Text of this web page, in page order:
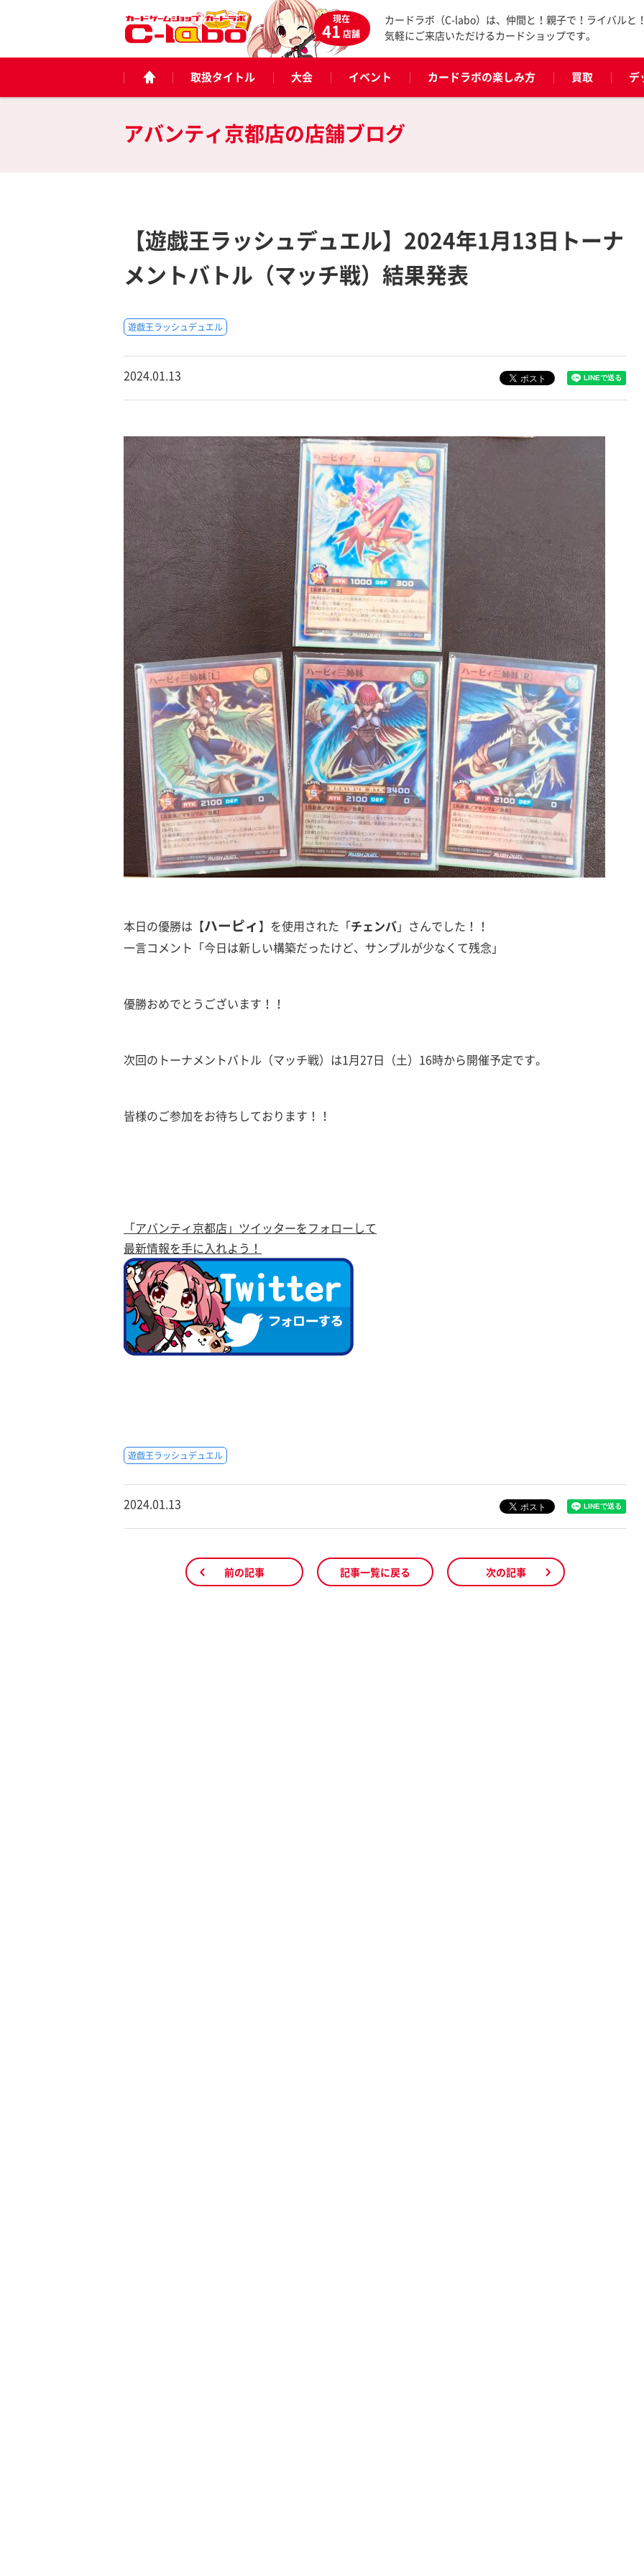
現在
41店舗
カードラボ（C-labo）は、仲間と！親子で！ライバルと
気軽にご来店いただけるカードショップです。
取扱タイトル 大会 イベント カードラボの楽しみ方 買取 デ
アバンティ京都店の店舗ブログ
【遊戯王ラッシュデュエル】2024年1月13日トーナ
メントバトル（マッチ戦）結果発表
遊戯王ラッシュデュエル
2024.01.13
本日の優勝は【ハーピィ】を使用された「チェンバ」さんでした！！
一言コメント「今日は新しい構築だったけど、サンプルが少なくて残念」
優勝おめでとうございます！！
次回のトーナメントバトル（マッチ戦）は1月27日（土）16時から開催予定です。
皆様のご参加をお待ちしております！！
「アバンティ京都店」ツイッターをフォローして
最新情報を手に入れよう！
遊戯王ラッシュデュエル
2024.01.13
前の記事 記事一覧に戻る 次の記事